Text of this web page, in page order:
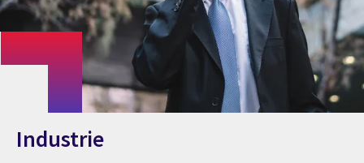
Industrie